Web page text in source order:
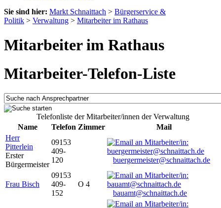
Sie sind hier: Markt Schnaittach > Bürgerservice &
Politik > Verwaltung > Mitarbeiter im Rathaus
Mitarbeiter im Rathaus
Mitarbeiter-Telefon-Liste
Telefonliste der Mitarbeiter/innen der Verwaltung
Name
Telefon Zimmer
Mail
Herr
Pitterlein
Erster
Bürgermeister
09153
409-
120
buergermeister@schnaittach.de
Frau Bisch
09153
409-
152
O 4
bauamt@schnaittach.de